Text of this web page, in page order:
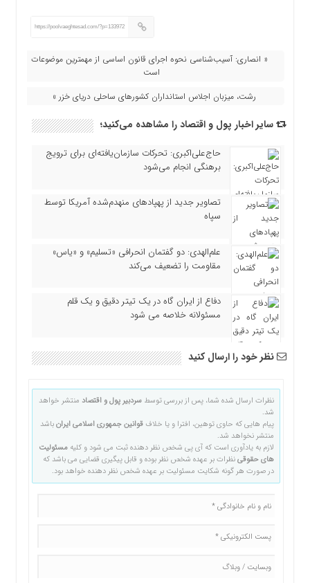
https://poolvaeghtesad.com/?p=133972
« انصاری: آسیب‌شناسی نحوه اجرای قانون اساسی از مهمترین موضوعات
است
رشت، میزبان اجلاس استانداران کشورهای ساحلی دریای خزر »
سایر اخبار پول و اقتصاد را مشاهده می‌کنید؛
حاج‌علی‌اکبری: تحرکات سازمان‌یافته‌ای برای ترویج
برهنگی انجام می‌شود
تصاویر جدید از پهپادهای منهدم‌شده آمریکا توسط
سپاه
علم‌الهدی: دو گفتمان انحرافی «تسلیم» و «یاس»
مقاومت را تضعیف می‌کند
دفاع از ایران گاه در یک تیتر دقیق و یک قلم
مسئولانه خلاصه می شود
نظر خود را ارسال کنید
نظرات ارسال شده شما، پس از بررسی توسط سردبیر پول و اقتصاد منتشر خواهد
شد.
پیام هایی که حاوی توهین، افترا و یا خلاف قوانین جمهوری اسلامی ایرانباشد
منتشر نخواهد شد.
لازم به یادآوری است که آی پی شخص نظر دهنده ثبت می شود و کلیه مسئولیت
های حقوقینظرات بر عهده شخص نظر بوده و قابل پیگیری قضایی می باشد که
در صورت هر گونه شکایت مسئولیت بر عهده شخص نظر دهنده خواهد بود.